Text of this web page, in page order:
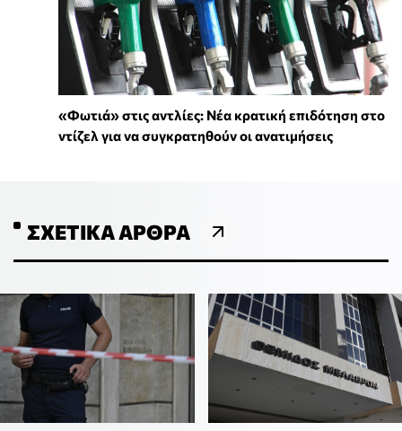
«Φωτιά» στις αντλίες: Νέα κρατική επιδότηση στο
ντίζελ για να συγκρατηθούν οι ανατιμήσεις
ΣΧΕΤΙΚΆ ΆΡΘΡΑ